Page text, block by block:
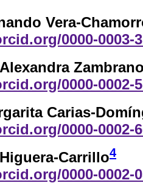
Vera-
0000-0003-
0000-0002-
Carias-
0000-0002-
Carrillo4
0000-0002-